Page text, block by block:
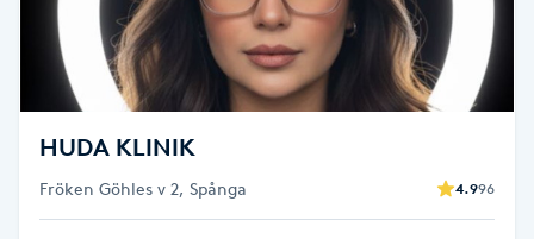
Pigmentfläckar
Plastikkirurgi
HUDA KLINIK
Fröken Göhles v 2, Spånga 4.996